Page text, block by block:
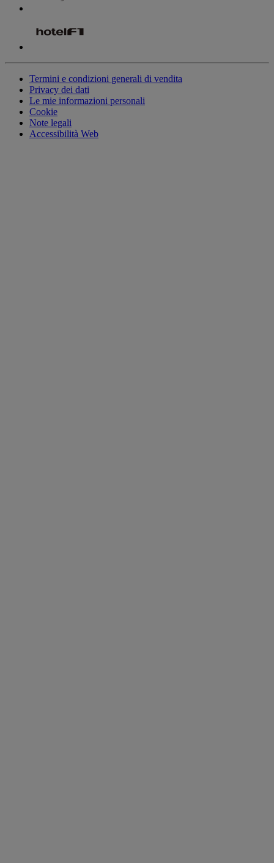
Termini e condizioni generali di vendita
Privacy dei dati
Le mie informazioni personali
Cookie
Note legali
Accessibilità Web